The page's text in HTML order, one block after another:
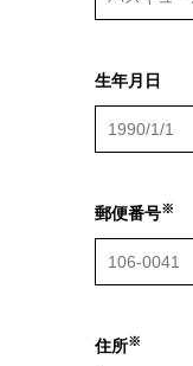
生年月日
郵便番号※
住所※